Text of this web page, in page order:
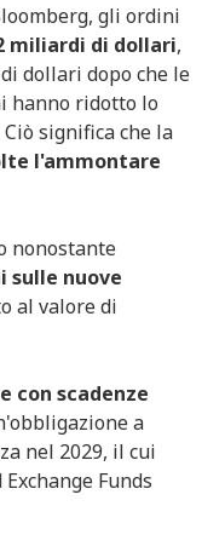
gli ordini
miliardi di dollari,
dollari dopo che le
hanno ridotto lo
significa che la
l'ammontare
nonostante
sulle nuove
al valore di
con scadenze
a
nel 2029, il cui
Funds